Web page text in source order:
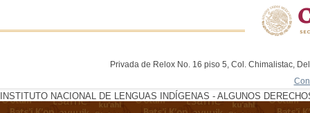
Privada de Relox No. 16 piso 5, Col. Chimalistac,
INSTITUTO NACIONAL DE LENGUAS INDÍGENAS - ALGUNOS